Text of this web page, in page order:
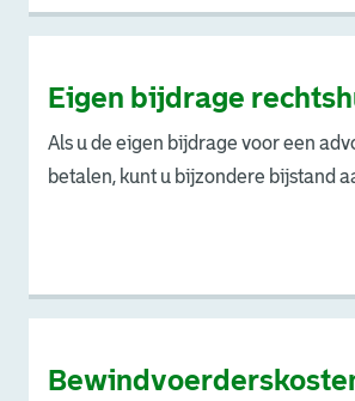
Eigen bijdrage
Als u de eigen bijdrage voor een
betalen, kunt u bijzondere bijstand